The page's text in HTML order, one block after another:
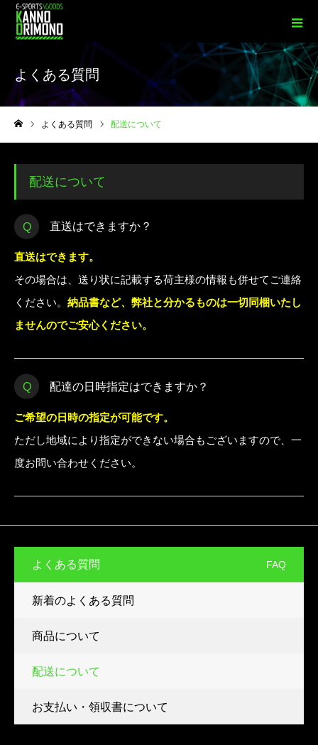
よくある質問
よくある質問 配送について
配送について
直送はできますか？
直送はできます。
その場合は、送り状に記載する荷主様の情報も併せてご連絡
ください。 納品書など、弊社と分かるものは一切同梱いたし
ませんのでご安心ください。
配達の日時指定はできますか？
ご希望の日時の指定が可能です。
ただし地域により指定ができない場合もございますので、一
度お問い合わせください。
よくある質問 FAQ
新着のよくある質問
商品について
配送について
お支払い・領収書について